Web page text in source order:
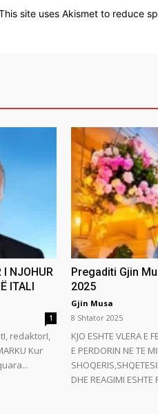
site uses Akismet to reduce
I NJOHUR
ITALI
1
redaktorI,
Kur
Pregaditi Gjin
2025
Gjin Musa
8 Shtator 2025
KJO ESHTE VLERA E
E PERDORIN NE TE
DHE REAGIMI ESHTE